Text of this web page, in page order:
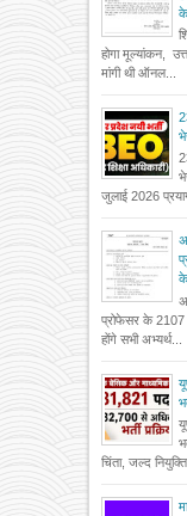
होगा मूल्यांकन,
मांगी थी ऑनल...
जुलाई 2026
के
प्रोफेसर के 2107
होंगे सभी अभ्यर्थ...
चिंता, जल्द